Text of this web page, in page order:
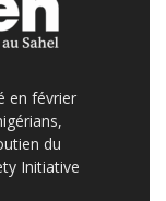
en février
du
Initiative